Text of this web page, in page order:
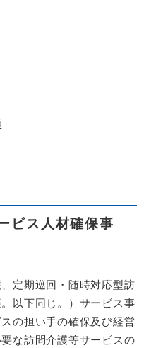
ビス人材確保事
定期巡回・随時対応型訪
以下同じ。）サービス事
の担い手の確保及び経営
な訪問介護等サービスの